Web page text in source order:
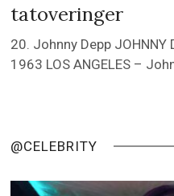
tatoveringer
20. Johnny Depp JOHNNY
1963 LOS ANGELES –
@CELEBRITY